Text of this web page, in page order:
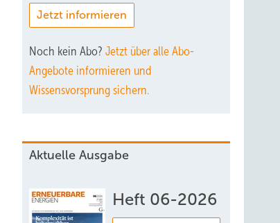
Jetzt informieren
Noch kein Abo? Jetzt über alle Abo-
Angebote informieren und
Wissensvorsprung sichern.
Aktuelle Ausgabe
Heft 06-2026